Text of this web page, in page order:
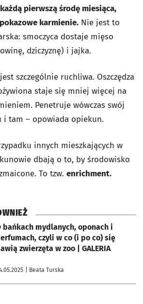
pierwszą środę miesiąca,
karmienie. Nie jest to
smoczyca dostaje mięso
dziczyznę) i jajka.
szczególnie ruchliwa. Oszczędza
staje się mniej więcej na
Penetruje wówczas swój
i tam – opowiada opiekun.
innych mieszkających w
dbają o to, by środowisko
To tzw. enrichment.
bańkach mydlanych, oponach i
czyli w co (i po co) się
bawią zwierzęta w zoo | GALERIA
| Beata Turska